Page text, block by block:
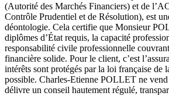
(Autorité des Marchés Financiers) et de
Contrôle Prudentiel et de Résolution), est
déontologie. Cela certifie que Monsieur
diplômes d’État requis, la capacité
responsabilité civile professionnelle
financière solide. Pour le client, c’est
intérêts sont protégés par la loi française de
possible. Charles-Etienne POLLET ne
délivre un conseil hautement régulé,